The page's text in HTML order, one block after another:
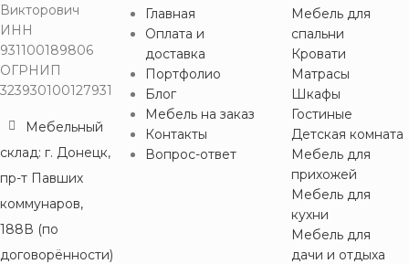
Викторович
ИНН
931100189806
ОГРНИП
323930100127931
Мебельный
склад: г. Донецк,
пр-т Павших
коммунаров,
188В (по
договорённости)
Главная
Оплата и
доставка
Портфолио
Блог
Мебель на заказ
Контакты
Вопрос-ответ
Мебель для
спальни
Кровати
Матрасы
Шкафы
Гостиные
Детская комната
Мебель для
прихожей
Мебель для
кухни
Мебель для
дачи и отдыха